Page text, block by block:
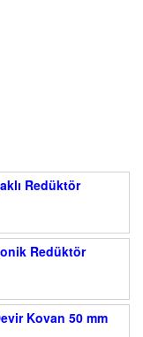
Redüktör
Redüktör
Kovan 50 mm